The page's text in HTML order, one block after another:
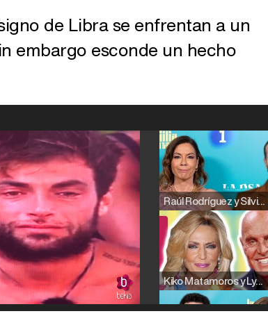
de Libra se enfrentan a un
embargo esconde un hecho
Raúl Rodríguez y Silvia Taulés nos cuentan su papel en 'La familia de la tele'
Kiko Matamoros y Lydia Lozano: "Nuestro público es de todas las edades y RTVE tiene un público muy pegado a las novelas, al que tenemos que captar"